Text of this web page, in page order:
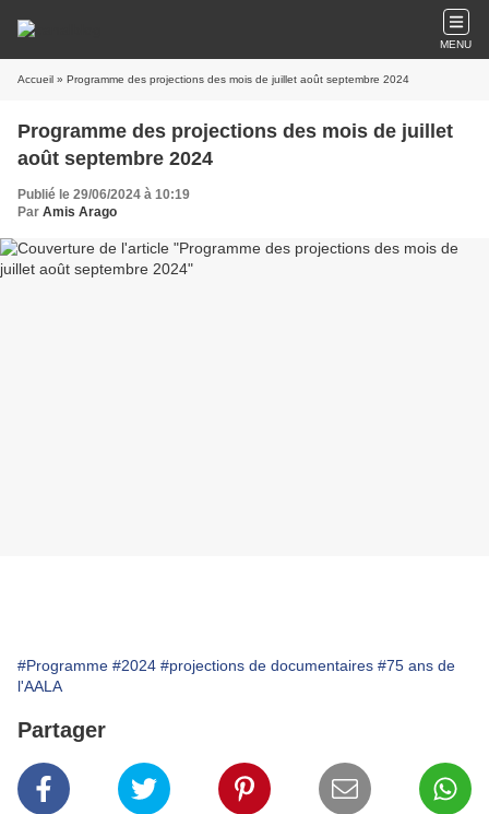
MENU
Accueil » Programme des projections des mois de juillet août septembre 2024
Programme des projections des mois de juillet
août septembre 2024
Publié le 29/06/2024 à 10:19
Par Amis Arago
#Programme #2024 #projections de documentaires #75 ans de
l'AALA
Partager